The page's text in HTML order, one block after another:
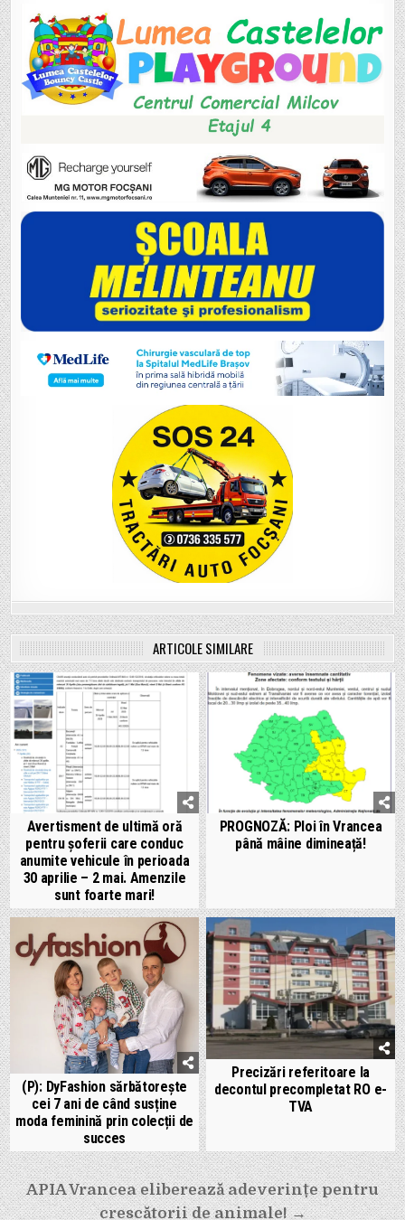
ARTICOLE SIMILARE
Avertisment de ultimă oră
pentru șoferii care conduc
anumite vehicule în perioada
30 aprilie – 2 mai. Amenzile
sunt foarte mari!
PROGNOZĂ: Ploi în Vrancea
până mâine dimineață!
(P): DyFashion sărbătorește
cei 7 ani de când susține
moda feminină prin colecții de
succes
Precizări referitoare la
decontul precompletat RO e-
TVA
Navigare
APIA Vrancea eliberează adeverințe pentru
crescătorii de animale! →